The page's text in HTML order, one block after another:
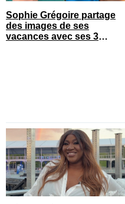
Sophie Grégoire partage
des images de ses
vacances avec ses 3